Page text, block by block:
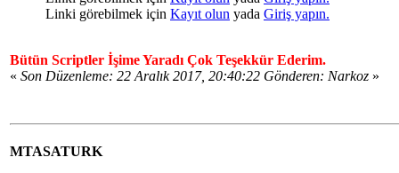
Linki görebilmek için Kayıt olun yada Giriş yapın.
Bütün Scriptler İşime Yaradı Çok Teşekkür Ederim.
« Son Düzenleme: 22 Aralık 2017, 20:40:22 Gönderen: Narkoz »
MTASATURK